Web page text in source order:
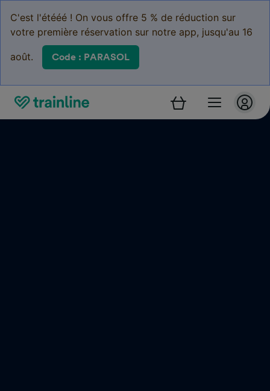
C'est l'étééé ! On vous offre 5 % de réduction sur
votre première réservation sur notre app, jusqu'au 16
août. Code : PARASOL